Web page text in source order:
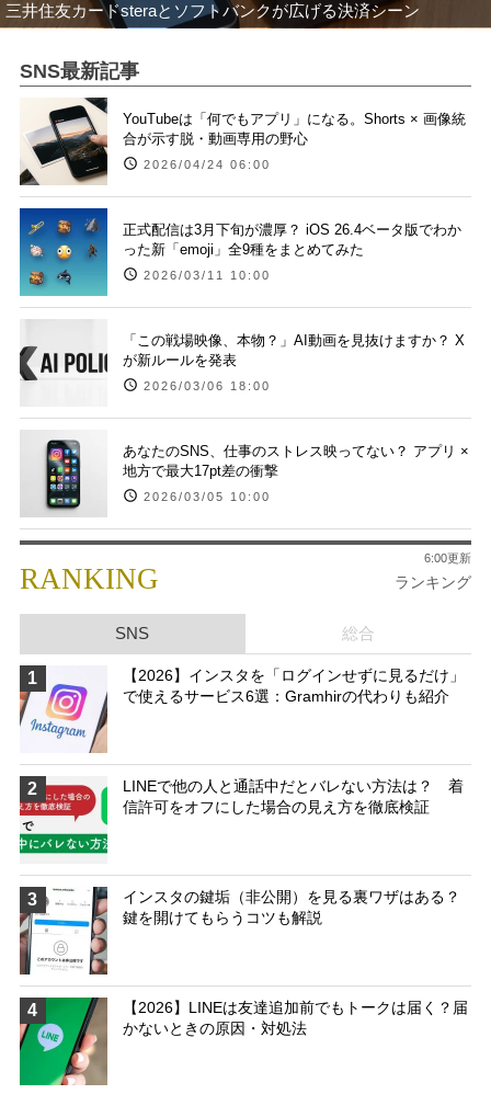
三井住友カードsteraとソフトバンクが広げる決済シーン
SNS最新記事
YouTubeは「何でもアプリ」になる。Shorts × 画像統
合が示す脱・動画専用の野心
2026/04/24 06:00
正式配信は3月下旬が濃厚？ iOS 26.4ベータ版でわか
った新「emoji」全9種をまとめてみた
2026/03/11 10:00
「この戦場映像、本物？」AI動画を見抜けますか？ X
が新ルールを発表
2026/03/06 18:00
あなたのSNS、仕事のストレス映ってない？ アプリ ×
地方で最大17pt差の衝撃
2026/03/05 10:00
RANKING ランキング
6:00更新
SNS 総合
1
【2026】インスタを「ログインせずに見るだけ」
で使えるサービス6選：Gramhirの代わりも紹介
2
LINEで他の人と通話中だとバレない方法は？ 着
信許可をオフにした場合の見え方を徹底検証
3
インスタの鍵垢（非公開）を見る裏ワザはある？
鍵を開けてもらうコツも解説
4
【2026】LINEは友達追加前でもトークは届く？届
かないときの原因・対処法